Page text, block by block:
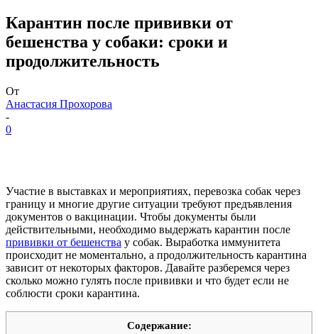
Карантин после прививки от
бешенства у собаки: сроки и
продолжительность
От
Анастасия Прохорова
-
0
Участие в выставках и мероприятиях, перевозка собак через
границу и многие другие ситуации требуют предъявления
документов о вакцинации. Чтобы документы были
действительными, необходимо выдержать карантин после
прививки от бешенства у собак. Выработка иммунитета
происходит не моментально, а продолжительность карантина
зависит от некоторых факторов. Давайте разберемся через
сколько можно гулять после прививки и что будет если не
соблюсти сроки карантина.
Содержание: